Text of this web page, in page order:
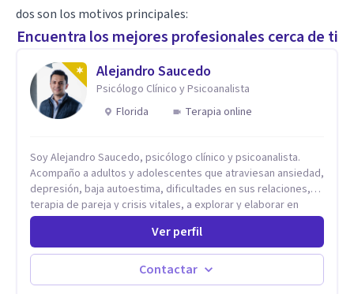
dos son los motivos principales:
Encuentra los mejores profesionales cerca de ti
Alejandro Saucedo
Psicólogo Clínico y Psicoanalista
Florida
Terapia online
Soy Alejandro Saucedo, psicólogo clínico y psicoanalista.
Acompaño a adultos y adolescentes que atraviesan ansiedad,
depresión, baja autoestima, dificultades en sus relaciones,
terapia de pareja y crisis vitales, a explorar y elaborar en
profundidad los conflictos internos que generan malestar en
autoconocimiento y análisis, es posible acceder a las
historias personales, elaborar las experiencias del pasado y
resignificarlas, liberando su influencia para construir un futuro
Ver perfil
Contactar